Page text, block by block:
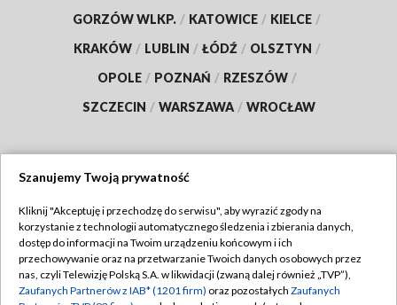
GORZÓW WLKP. / KATOWICE / KIELCE /
KRAKÓW / LUBLIN / ŁÓDŹ / OLSZTYN /
OPOLE / POZNAŃ / RZESZÓW /
SZCZECIN / WARSZAWA / WROCŁAW
TVP
Abonament TVP
Emisja w TVP
Regulamin TVP
Polityka prywatności
Szanujemy Twoją prywatność
Kliknij "Akceptuję i przechodzę do serwisu", aby wyrazić zgody na
korzystanie z technologii automatycznego śledzenia i zbierania danych,
dostęp do informacji na Twoim urządzeniu końcowym i ich
przechowywanie oraz na przetwarzanie Twoich danych osobowych przez
nas, czyli Telewizję Polską S.A. w likwidacji (zwaną dalej również „TVP”),
Zaufanych Partnerów z IAB* (1201 firm) oraz pozostałych Zaufanych